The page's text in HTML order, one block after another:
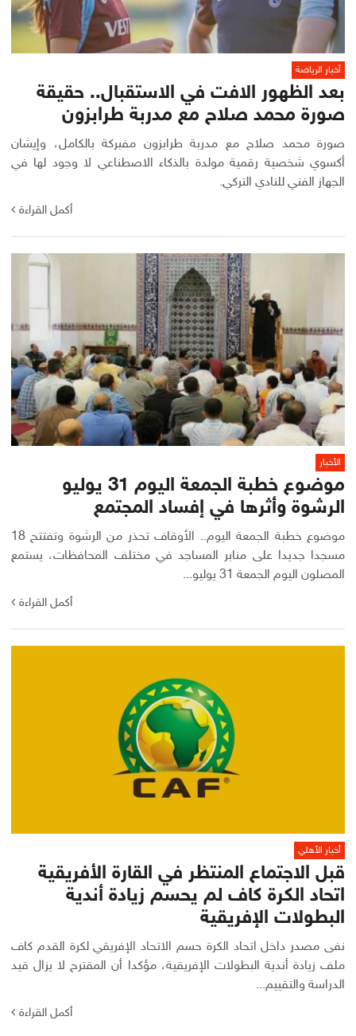
أخبار الرياضة
بعد الظهور الافت في الاستقبال.. حقيقة
صورة محمد صلاح مع مدربة طرابزون
صورة محمد صلاح مع مدربة طرابزون مفبركة بالكامل، وإيشان
أكسوي شخصية رقمية مولدة بالذكاء الاصطناعي لا وجود لها في
الجهاز الفني للنادي التركي.
أكمل القراءة
الأخبار
موضوع خطبة الجمعة اليوم 31 يوليو
الرشوة وأثرها في إفساد المجتمع
موضوع خطبة الجمعة اليوم.. الأوقاف تحذر من الرشوة وتفتتح 18
مسجدا جديدا على منابر المساجد في مختلف المحافظات، يستمع
المصلون اليوم الجمعة 31 يوليو...
أكمل القراءة
أخبار الأهلي
قبل الاجتماع المنتظر في القارة الأفريقية
اتحاد الكرة كاف لم يحسم زيادة أندية
البطولات الإفريقية
نفى مصدر داخل اتحاد الكرة حسم الاتحاد الإفريقي لكرة القدم كاف
ملف زيادة أندية البطولات الإفريقية، مؤكدا أن المقترح لا يزال قيد
الدراسة والتقييم...
أكمل القراءة